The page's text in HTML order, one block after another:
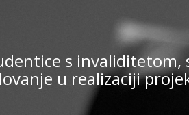
s
u realizaciji